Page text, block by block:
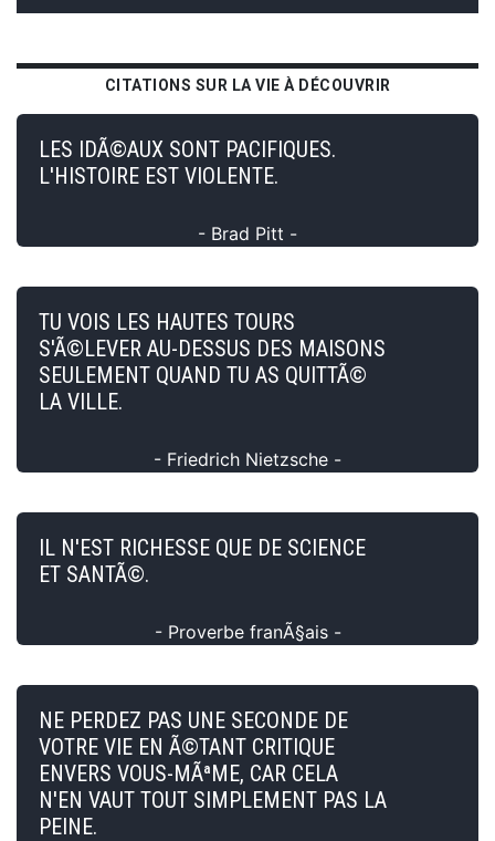
CITATIONS SUR LA VIE À DÉCOUVRIR
LES IDÃ©AUX SONT PACIFIQUES.
L'HISTOIRE EST VIOLENTE.
- Brad Pitt -
TU VOIS LES HAUTES TOURS
S'Ã©LEVER AU-DESSUS DES MAISONS
SEULEMENT QUAND TU AS QUITTÃ©
LA VILLE.
- Friedrich Nietzsche -
IL N'EST RICHESSE QUE DE SCIENCE
ET SANTÃ©.
- Proverbe franÃ§ais -
NE PERDEZ PAS UNE SECONDE DE
VOTRE VIE EN Ã©TANT CRITIQUE
ENVERS VOUS-MÃªME, CAR CELA
N'EN VAUT TOUT SIMPLEMENT PAS LA
PEINE.